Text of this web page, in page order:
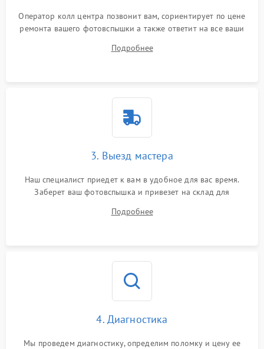
Оператор колл центра позвонит вам, сориентирует по цене
ремонта вашего фотовспышки а также ответит на все ваши
Подробнее
3. Выезд мастера
Наш специалист приедет к вам в удобное для вас время.
Заберет ваш фотовспышка и привезет на склад для
Подробнее
4. Диагностика
Мы проведем диагностику, определим поломку и цену ее